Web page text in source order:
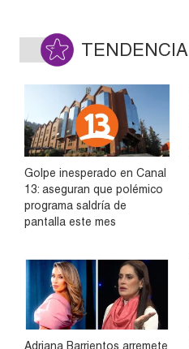
TENDENCIA
Golpe inesperado en Canal
13: aseguran que polémico
programa saldría de
pantalla este mes
Adriana Barrientos arremete